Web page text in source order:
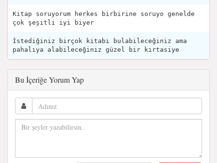
Kitap soruyorum herkes birbirine soruyo genelde
çok şeşitli iyi biyer
İstediğiniz birçok kitabı bulabileceğiniz ama
pahalıya alabileceğiniz güzel bir kırtasiye
Bu İçeriğe Yorum Yap